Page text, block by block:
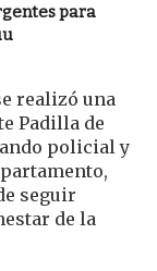
para
realizó una
Padilla de
policial y
seguir
de la